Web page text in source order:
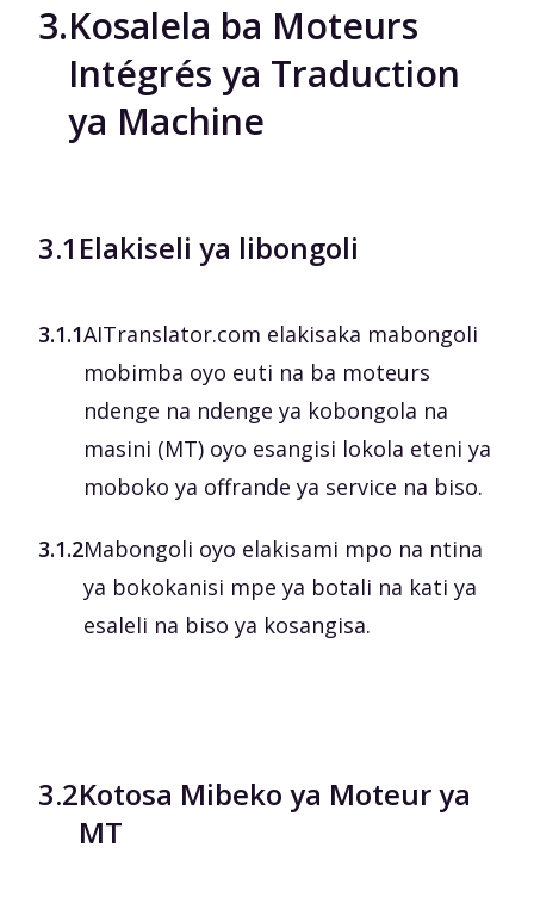
3.Kosalela ba Moteurs
Intégrés ya Traduction
ya Machine
3.1 Elakiseli ya libongoli
3.1.1AITranslator.com elakisaka mabongoli
mobimba oyo euti na ba moteurs
ndenge na ndenge ya kobongola na
masini (MT) oyo esangisi lokola eteni ya
moboko ya offrande ya service na biso.
3.1.2Mabongoli oyo elakisami mpo na ntina
ya bokokanisi mpe ya botali na kati ya
esaleli na biso ya kosangisa.
3.2Kotosa Mibeko ya Moteur ya
MT